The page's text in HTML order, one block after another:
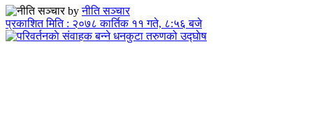
by नीति सञ्चार
प्रकाशित मिति : २०७८ कार्तिक ११ गते, ८:५६ बजे